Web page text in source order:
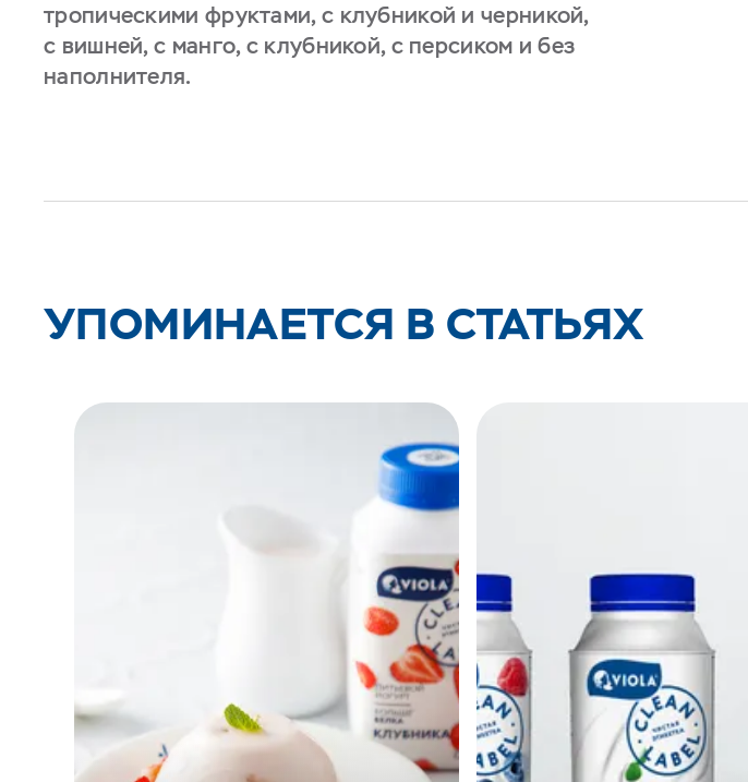
тропическими фруктами, с клубникой и черникой,
с вишней, с манго, с клубникой, с персиком и без
наполнителя.
УПОМИНАЕТСЯ В СТАТЬЯХ